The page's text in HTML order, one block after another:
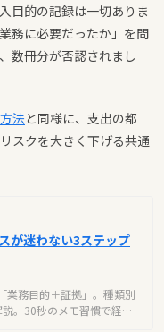
目的の記録は一切ありま
務に必要だったか」を問
数冊分が否認されまし
法 と同様に、支出の都
スクを大きく下げる共通
が迷わない3ステップ
業務目的＋証拠」。種類別
。30秒のメモ習慣で経費